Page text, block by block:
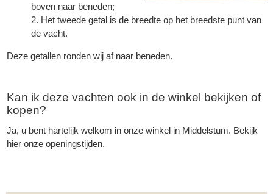
boven naar beneden;
Het tweede getal is de breedte op het breedste punt van
de vacht.
Deze getallen ronden wij af naar beneden.
Kan ik deze vachten ook in de winkel bekijken of
kopen?
Ja, u bent hartelijk welkom in onze winkel in Middelstum. Bekijk
hier onze openingstijden.